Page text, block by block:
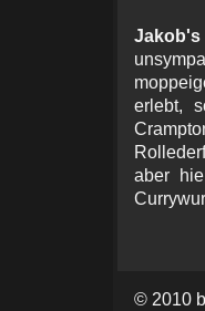
Jakob's
erlebt,
aber
© 2010